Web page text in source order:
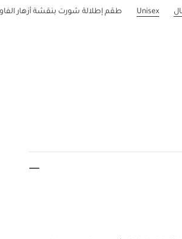
Unisex طقم إطلالة شورت بنقشة أزهار